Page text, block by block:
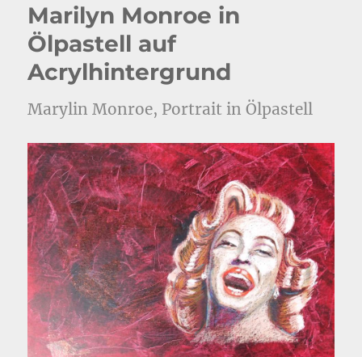
Marilyn Monroe in
Ölpastell auf
Acrylhintergrund
Marylin Monroe, Portrait in Ölpastell